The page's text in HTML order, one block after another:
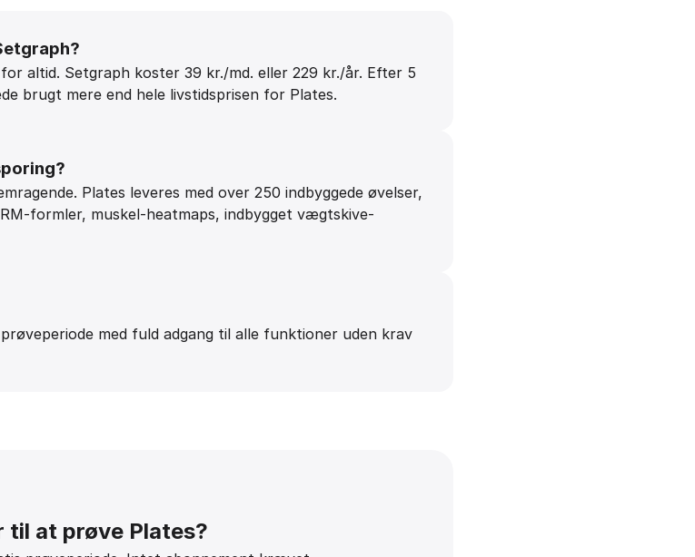
altid. Setgraph koster 39 kr./md. eller 229 kr./år. Efter 5
brugt mere end hele livstidsprisen for Plates.
Plates leveres med over 250 indbyggede øvelser,
formler, muskel-heatmaps, indbygget vægtskive-
med fuld adgang til alle funktioner uden krav
til at prøve Plates?